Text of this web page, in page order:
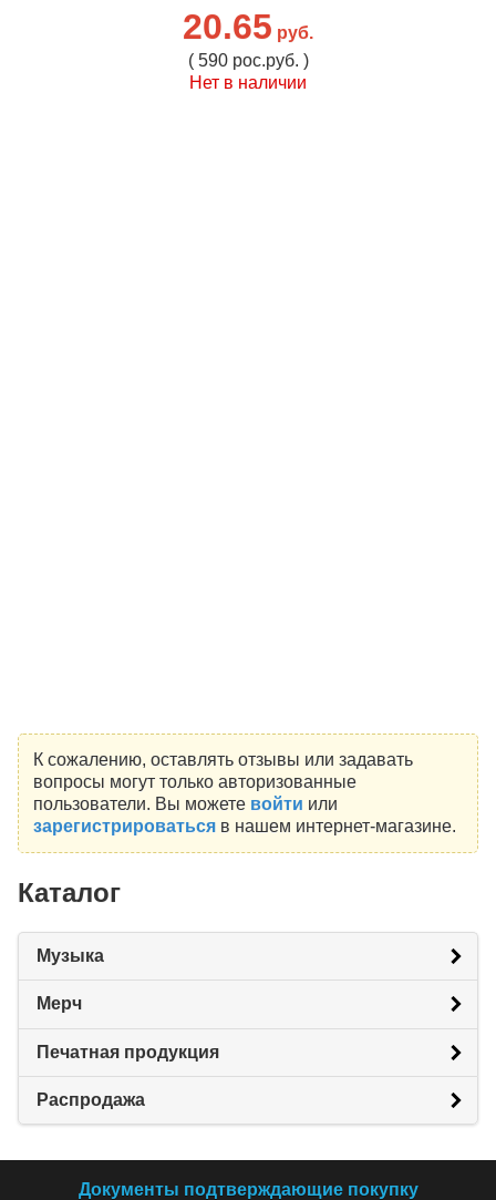
20.65 руб.
( 590 рос.руб. )
Нет в наличии
К сожалению, оставлять отзывы или задавать
вопросы могут только авторизованные
пользователи. Вы можете войти или
зарегистрироватьсяв нашем интернет-магазине.
Каталог
Музыка
Мерч
Печатная продукция
Распродажа
Документы подтверждающие покупку